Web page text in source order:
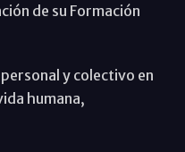
de su Formación
y colectivo en
humana,